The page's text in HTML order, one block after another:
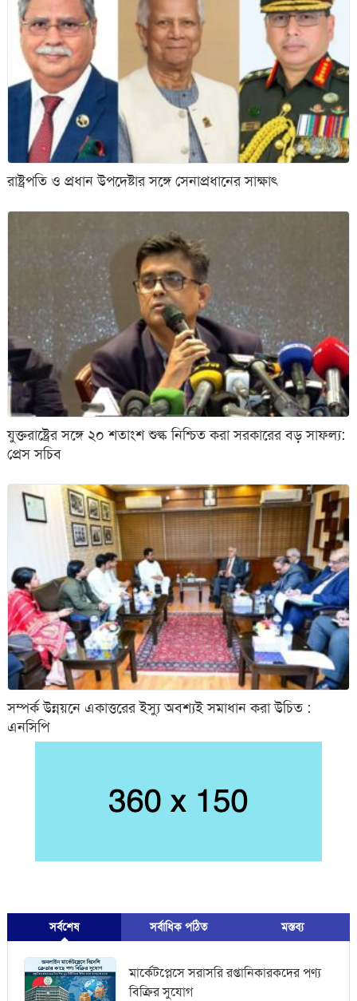
রাষ্ট্রপতি ও প্রধান উপদেষ্টার সঙ্গে সেনাপ্রধানের সাক্ষাৎ
যুক্তরাষ্ট্রের সঙ্গে ২০ শতাংশ শুল্ক নিশ্চিত করা সরকারের বড় সাফল্য:
প্রেস সচিব
সম্পর্ক উন্নয়নে একাত্তরের ইস্যু অবশ্যই সমাধান করা উচিত :
এনসিপি
সর্বশেষ সর্বাধিক পঠিত মস্তব্য
মার্কেটপ্লেসে সরাসরি রপ্তানিকারকদের পণ্য
বিক্রির সুযোগ